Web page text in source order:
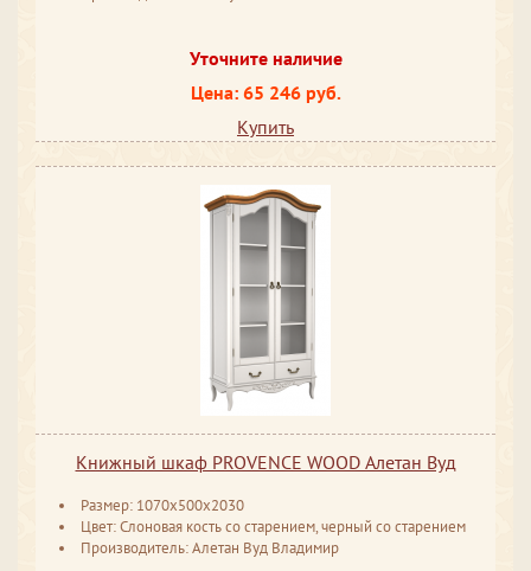
Уточните наличие
Цена: 65 246 руб.
Купить
Книжный шкаф PROVENCE WOOD Алетан Вуд
Размер: 1070x500x2030
Цвет: Слоновая кость со старением, черный со старением
Производитель: Алетан Вуд Владимир